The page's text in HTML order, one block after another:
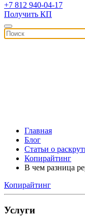
+7 812 940-04-17
Получить КП
Главная
Блог
Статьи о
Копирайтинг
В чем разница
Копирайтинг
Услуги